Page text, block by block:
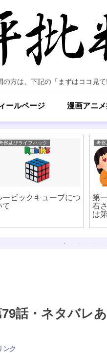
の方は、下記の「まずはココ見
ールページ 漫画アニ
察及びライフハック
ービックキューブにつ
て
考察
第
右
は
話・ネタバレあ
ンク